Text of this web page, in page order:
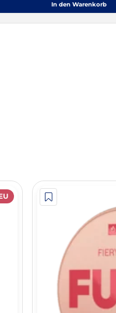
In den Warenkorb